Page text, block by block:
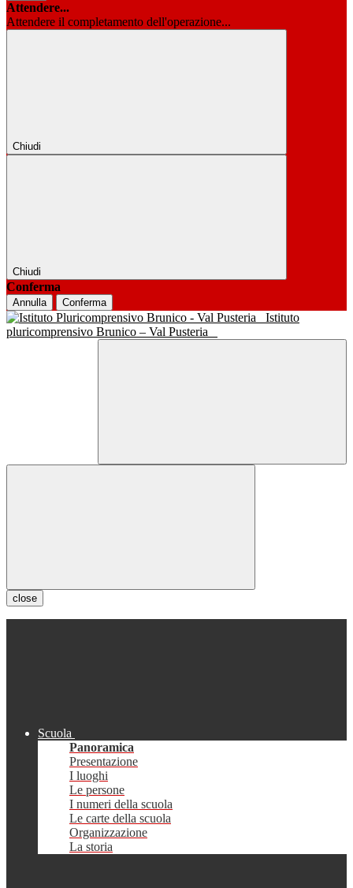
Attendere...
Attendere il completamento dell'operazione...
Chiudi
Chiudi
Conferma
Annulla Conferma
Istituto
pluricomprensivo Brunico – Val Pusteria
close
Scuola
Panoramica
Presentazione
I luoghi
Le persone
I numeri della scuola
Le carte della scuola
Organizzazione
La storia